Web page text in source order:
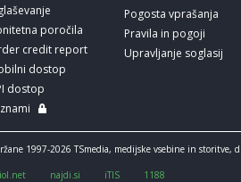
poročila
credit report
dostop
dostop
Pogosta vprašanja
Pravila in pogoji
Upravljanje soglasij
1997-2026 TSmedia, medijske vsebine in storitve,
najdi.si iTIS 1188